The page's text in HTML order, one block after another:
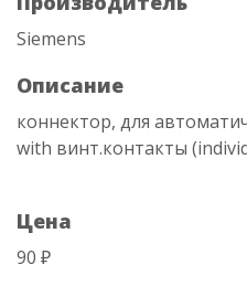
Siemens
Описание
коннектор, для
with винт.контакты
Цена
90 ₽